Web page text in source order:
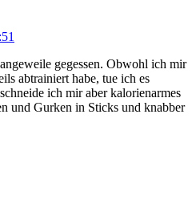
gegessen. Obwohl ich mir
abtrainiert habe, tue ich es
ich mir aber kalorienarmes
und Gurken in Sticks und knabber